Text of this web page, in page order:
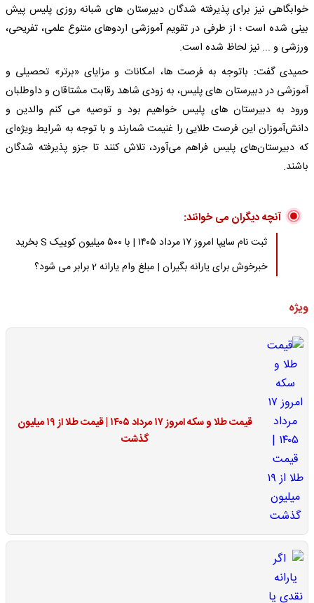
خوابگاهی نیز برای پذیرفته شدگان دبیرستان های شبانه روزی پلیس پیش
بینی شده است ؛ از طرفی در تقویم آموزشی اردوهای متنوع علمی، تفریحی،
ورزشی و ... نیز لحاظ شده است.
حمیدی گفت: باتوجه به فرصت ها، امکانات و مزایای «برتر» تحصیلی و
آموزشی در دبیرستان های پلیس، به زودی شاهد رقابت مشتاقان و داوطلبان
ورود به دبیرستان های پلیس خواهیم بود و توصیه می کنم والدین و
دانش‌آموزان این فرصت طلایی را غنیمت شمارند و با توجه به شرایط ویژه‌ای
که دبیرستان‌های پلیس فراهم می‌آورد، تلاش کنند تا جزو پذیرفته شدگان
باشند.
آنچه دیگران می خوانند:
ثبت نام سایپا امروز ۱۷ مرداد ۱۴۰۵ | با ۵۰۰ میلیون کوییک S بخرید
خبرخوش برای یارانه بگیران | مبلغ وام یارانه 2 برابر می شود؟
ویژه
قیمت طلا و سکه امروز ۱۷ مرداد ۱۴۰۵ | قیمت طلا از ۱۹ میلیون
گذشت